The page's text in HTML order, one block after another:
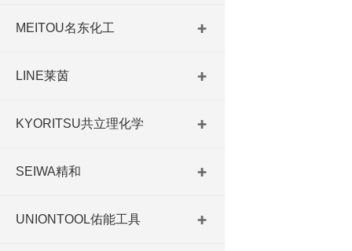
MEITOU名东化工
LINE莱茵
KYORITSU共立理化学
SEIWA精和
UNIONTOOL佑能工具